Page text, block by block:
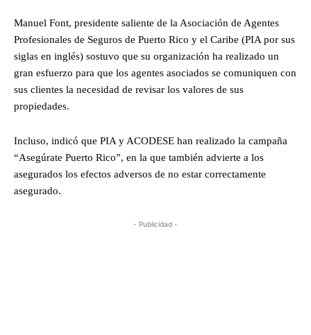
Manuel Font, presidente saliente de la Asociación de Agentes
Profesionales de Seguros de Puerto Rico y el Caribe (PIA por sus
siglas en inglés) sostuvo que su organización ha realizado un
gran esfuerzo para que los agentes asociados se comuniquen con
sus clientes la necesidad de revisar los valores de sus
propiedades.
Incluso, indicó que PIA y ACODESE han realizado la campaña
“Asegúrate Puerto Rico”, en la que también advierte a los
asegurados los efectos adversos de no estar correctamente
asegurado.
- Publicidad -